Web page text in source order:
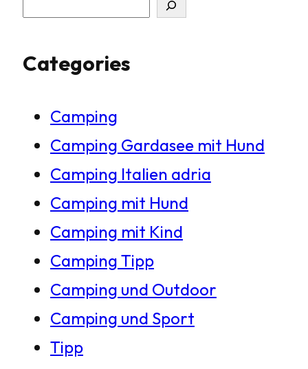
c
Categories
Camping
Camping Gardasee mit Hund
Camping Italien adria
Camping mit Hund
Camping mit Kind
Camping Tipp
Camping und Outdoor
Camping und Sport
Tipp